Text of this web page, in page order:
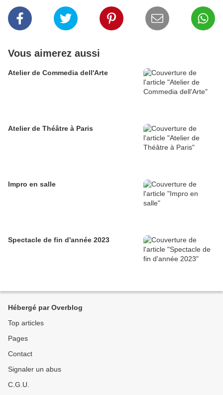
Vous aimerez aussi
Atelier de Commedia dell'Arte
Atelier de Théâtre à Paris
Impro en salle
Spectacle de fin d'année 2023
Hébergé par Overblog
Top articles
Pages
Contact
Signaler un abus
C.G.U.